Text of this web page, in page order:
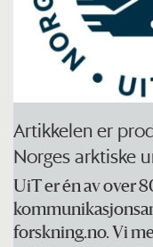
Artikkelen er
Norges arktiske
UiT er én av over
forskning.no. Vi